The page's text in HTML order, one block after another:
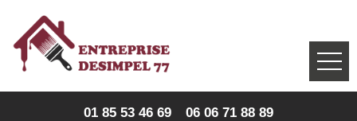
01 85 53 46 69 06 06 71 88 89